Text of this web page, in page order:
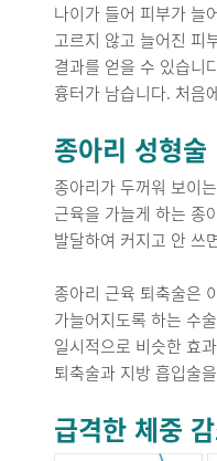
나이가 들어 피부가 늘
고르지 않고 늘어진 피
결과를 얻을 수 있습니
흉터가 남습니다. 처음
종아리 성형술
종아리가 두꺼워 보이
근육을 가늘게 하는 종
발달하여 커지고 안 쓰
종아리 근육 퇴축술은
가늘어지도록 하는 수
일시적으로 비슷한 효
퇴축술과 지방 흡입술
급격한 체중